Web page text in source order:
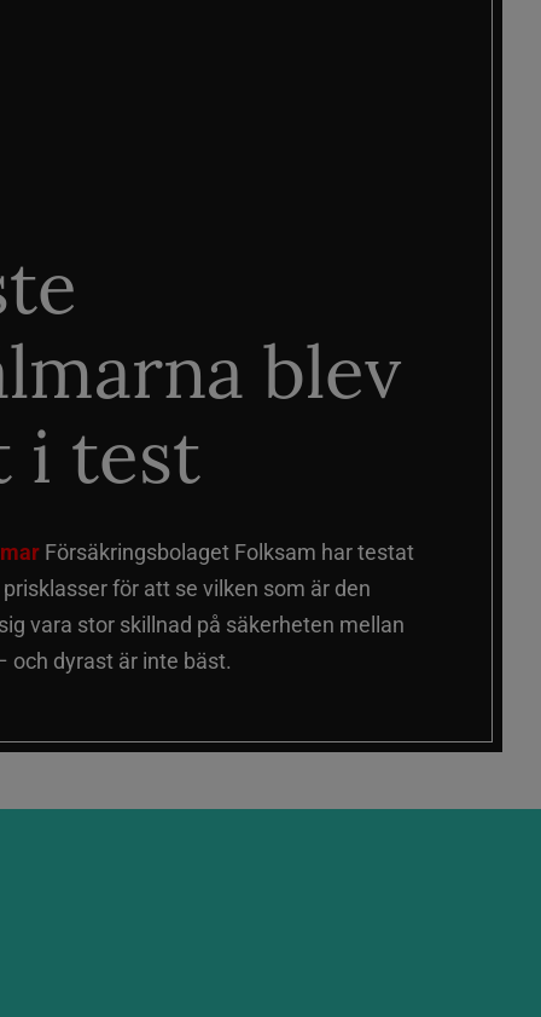
blev
i test
Försäkringsbolaget Folksam har testat
för att se vilken som är den
vara stor skillnad på säkerheten mellan
och dyrast är inte bäst.